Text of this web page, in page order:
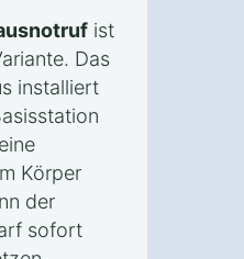
ist
Das
installiert
Körper
der
sofort